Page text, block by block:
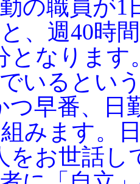
の職員が1
、週40時
となります
いるとい
つ早番、日
みます。
をお世話し